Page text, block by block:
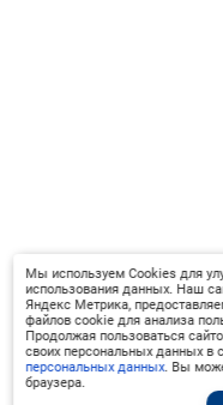
Мы используем Cookies для
использования данных. Наш
Яндекс Метрика,
файлов cookie для анализа
Продолжая пользоваться
своих персональных данных в
персональных данных. Вы
браузера.